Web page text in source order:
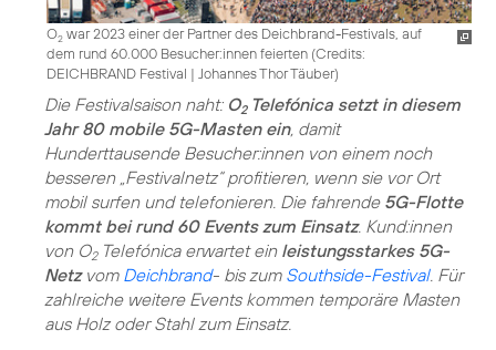
O2 war 2023 einer der Partner des Deichbrand-Festivals, auf
dem rund 60.000 Besucher:innen feierten (Credits:
DEICHBRAND Festival | Johannes Thor Täuber)
Die Festivalsaison naht: O2Telefónica setzt in diesem
Jahr 80 mobile 5G-Masten ein, damit
Hunderttausende Besucher:innen von einem noch
besseren „Festivalnetz“ profitieren, wenn sie vor Ort
mobil surfen und telefonieren. Die fahrende 5G-Flotte
kommt bei rund 60 Events zum Einsatz. Kund:innen
von O2Telefónica erwartet ein leistungsstarkes 5G-
Netzvom Deichbrand- bis zum Southside-Festival. Für
zahlreiche weitere Events kommen temporäre Masten
aus Holz oder Stahl zum Einsatz.